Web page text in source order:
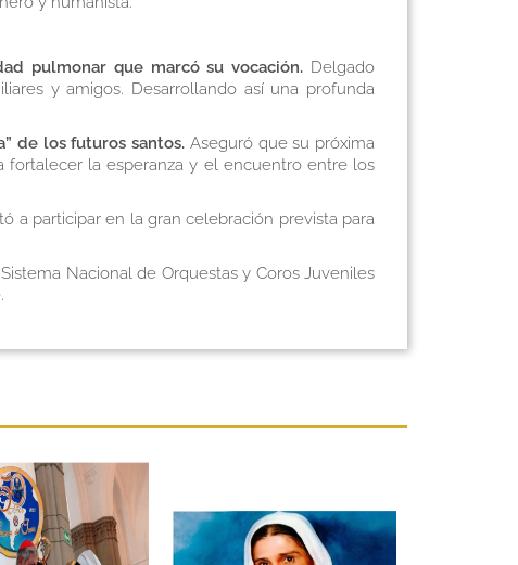
pulmonar que marcó su vocación. Delgado
y amigos. Desarrollando así una profunda
de los futuros santos. Aseguró que su próxima
fortalecer la esperanza y el encuentro entre los
a participar en la gran celebración prevista para
Nacional de Orquestas y Coros Juveniles